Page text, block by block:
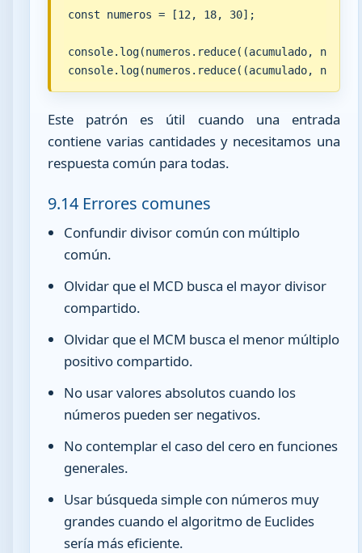
const numeros = [12, 18, 30];
console.log(numeros.reduce((acumulado,
console.log(numeros.reduce((acumulado,
Este patrón es útil cuando una entrada
contiene varias cantidades y necesitamos una
respuesta común para todas.
9.14 Errores comunes
Confundir divisor común con múltiplo
común.
Olvidar que el MCD busca el mayor divisor
compartido.
Olvidar que el MCM busca el menor múltiplo
positivo compartido.
No usar valores absolutos cuando los
números pueden ser negativos.
No contemplar el caso del cero en funciones
generales.
Usar búsqueda simple con números muy
grandes cuando el algoritmo de Euclides
sería más eficiente.